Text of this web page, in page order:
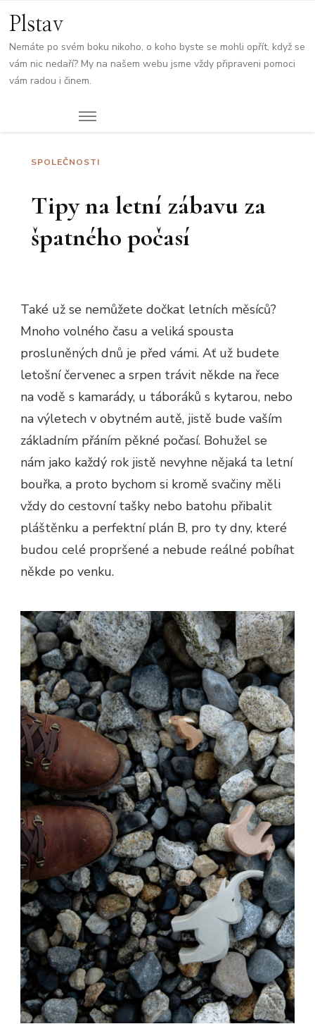
Plstav
Nemáte po svém boku nikoho, o koho byste se mohli opřít, když se
vám nic nedaří? My na našem webu jsme vždy připraveni pomoci
vám radou i činem.
SPOLEČNOSTI
Tipy na letní zábavu za
špatného počasí
Také už se nemůžete dočkat letních měsíců?
Mnoho volného času a veliká spousta
prosluněných dnů je před vámi. Ať už budete
letošní červenec a srpen trávit někde na řece
na vodě s kamarády, u táboráků s kytarou, nebo
na výletech v obytném autě, jistě bude vaším
základním přáním pěkné počasí. Bohužel se
nám jako každý rok jistě nevyhne nějaká ta letní
bouřka, a proto bychom si kromě svačiny měli
vždy do cestovní tašky nebo batohu přibalit
pláštěnku a perfektní plán B, pro ty dny, které
budou celé propršené a nebude reálné pobíhat
někde po venku.